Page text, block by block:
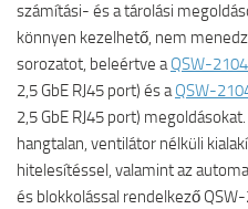
számítási- és a tárolási
könnyen kezelhető, nem
sorozatot, beleértve aQSW-
2,5 GbE RJ45 port) és aQSW-
2,5 GbE RJ45 port)
hangtalan, ventilátor nélküli
hitelesítéssel, valamint az
és blokkolással rendelkező